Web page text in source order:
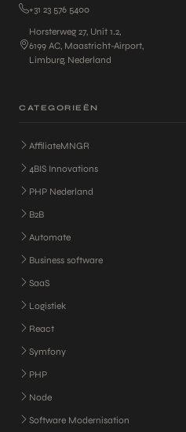
+31 23 576 5400
Horsterweg 27, Unit 1.2,
6199 AC, Maastricht-Airport,
Limburg, Nederland
CATEGORIEËN
AffiliateMNGR
4BIS Innovations
PHP Nederland
B2B
Automate
Business software
SaaS
Logistiek
React
Symfony
PHP
Node
Software Modernisation